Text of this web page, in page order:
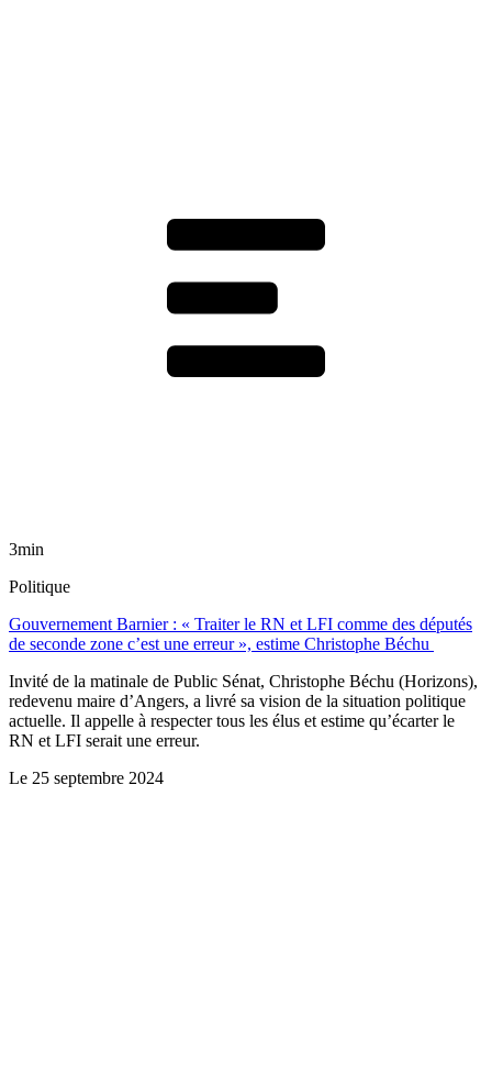
3min
Politique
Gouvernement Barnier : « Traiter le RN et LFI comme des députés
de seconde zone c’est une erreur », estime Christophe Béchu
Invité de la matinale de Public Sénat, Christophe Béchu (Horizons),
redevenu maire d’Angers, a livré sa vision de la situation politique
actuelle. Il appelle à respecter tous les élus et estime qu’écarter le
RN et LFI serait une erreur.
Le 25 septembre 2024